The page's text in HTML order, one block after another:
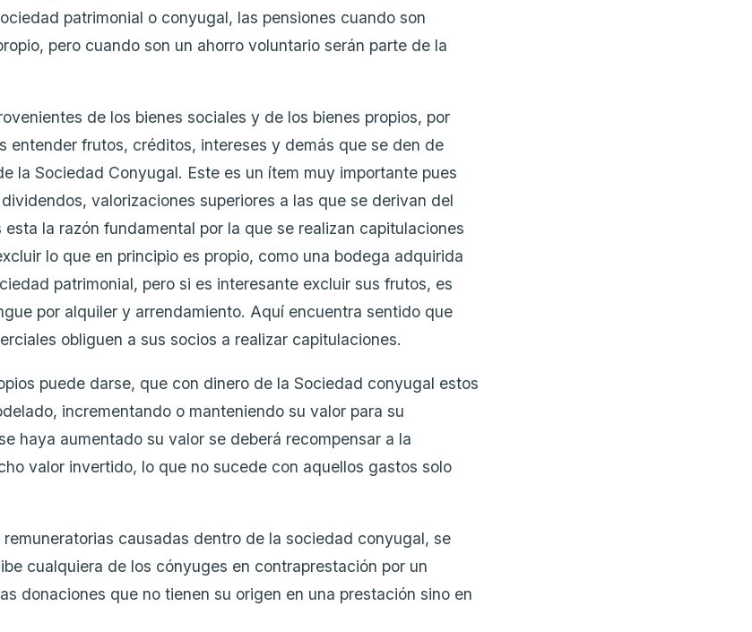
patrimonial o conyugal, las pensiones cuando son
pero cuando son un ahorro voluntario serán parte de la
de los bienes sociales y de los bienes propios, por
entender frutos, créditos, intereses y demás que se den de
la Sociedad Conyugal. Este es un ítem muy importante pues
valorizaciones superiores a las que se derivan del
esta la razón fundamental por la que se realizan capitulaciones
lo que en principio es propio, como una bodega adquirida
patrimonial, pero si es interesante excluir sus frutos, es
por alquiler y arrendamiento. Aquí encuentra sentido que
obliguen a sus socios a realizar capitulaciones.
puede darse, que con dinero de la Sociedad conyugal estos
incrementando o manteniendo su valor para su
haya aumentado su valor se deberá recompensar a la
valor invertido, lo que no sucede con aquellos gastos solo
causadas dentro de la sociedad conyugal, se
cualquiera de los cónyuges en contraprestación por un
donaciones que no tienen su origen en una prestación sino en